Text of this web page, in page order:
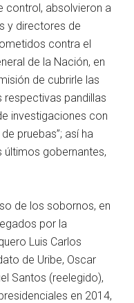
control, absolvieron a
y directores de
contra el
de la Nación, en
de cubrirle las
respectivas pandillas
investigaciones con
pruebas”; así ha
últimos gobernantes,
de los sobornos, en
por la
Luis Carlos
de Uribe, Oscar
Santos (reelegido),
en 2014,